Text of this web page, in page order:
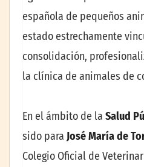
española de pequeños
estado estrechamente
consolidación,
la clínica de animales de
En el ámbito de la Salud
sido para José María de
Colegio Oficial de